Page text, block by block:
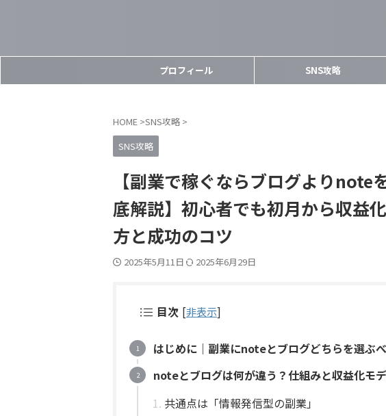
プロフィール SNS攻略
HOME >SNS攻略 >
SNS攻略
【副業で稼ぐならブログよりnote
底解説】初心者でも初月から収益
方と成功のコツ
2025年5月11日 2025年6月29日
目次 [非表示]
はじめに｜副業にnoteとブログどちらを選ぶ
noteとブログは何が違う？仕組みと収益化モ
共通点は「情報発信型の副業」